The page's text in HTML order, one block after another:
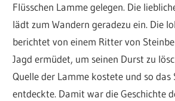
Flüsschen Lamme gelegen. Die
lädt zum Wandern geradezu ein. Die
berichtet von einem Ritter von
Jagd ermüdet, um seinen Durst zu
Quelle der Lamme kostete und so das
entdeckte. Damit war die Geschichte